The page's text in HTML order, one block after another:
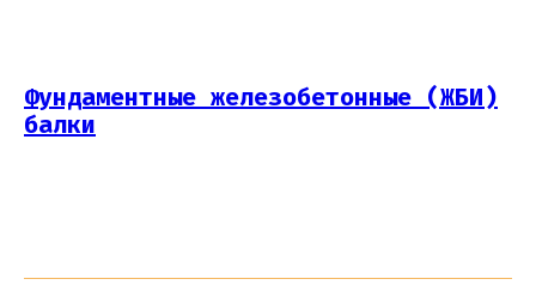
Фундаментные железобетонные (ЖБИ)
балки